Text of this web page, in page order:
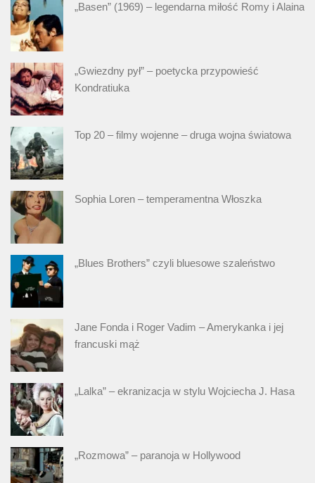
„Basen” (1969) – legendarna miłość Romy i Alaina
„Gwiezdny pył” – poetycka przypowieść
Kondratiuka
Top 20 – filmy wojenne – druga wojna światowa
Sophia Loren – temperamentna Włoszka
„Blues Brothers” czyli bluesowe szaleństwo
Jane Fonda i Roger Vadim – Amerykanka i jej
francuski mąż
„Lalka” – ekranizacja w stylu Wojciecha J. Hasa
„Rozmowa” – paranoja w Hollywood